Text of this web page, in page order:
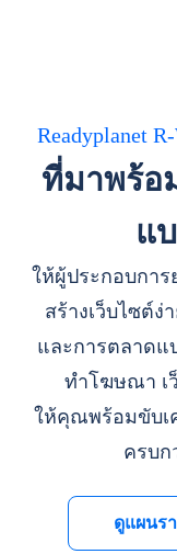
Readyplanet
ที่มาพร้อ
แ
ให้ผู้ประกอบการ
สร้างเว็บไซต์ง่
และการตลาดแ
ทำโฆษณา เ
ให้คุณพร้อมขับเ
ครบก
ดูแผนร